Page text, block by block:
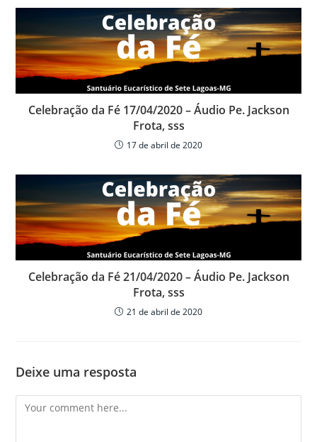
Celebração da Fé 17/04/2020 – Áudio Pe. Jackson
Frota, sss
17 de abril de 2020
Celebração da Fé 21/04/2020 – Áudio Pe. Jackson
Frota, sss
21 de abril de 2020
Deixe uma resposta
Comment